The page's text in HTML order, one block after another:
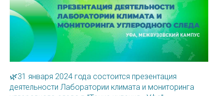
🌿31 января 2024 года состоится презентация
деятельности Лаборатории климата и мониторинга